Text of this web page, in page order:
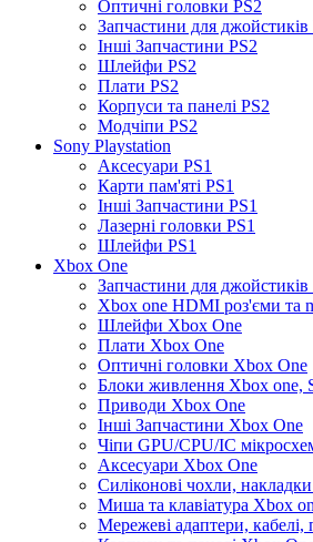
Оптичні головки PS2
Запчастини для джойстиків
Інші Запчастини PS2
Шлейфи PS2
Плати PS2
Корпуси та панелі PS2
Модчіпи PS2
Sony Playstation
Аксесуари PS1
Карти пам'яті PS1
Інші Запчастини PS1
Лазерні головки PS1
Шлейфи PS1
Xbox One
Запчастини для
Xbox one HDMI роз'єми та
Шлейфи Xbox One
Плати Xbox One
Оптичні головки Xbox One
Блоки живлення Xbox one,
Приводи Xbox One
Інші Запчастини Xbox One
Чіпи GPU/CPU/IC
Аксесуари Xbox One
Силіконові чохли,
Миша та клавіатура Xbox
Мережеві адаптери,